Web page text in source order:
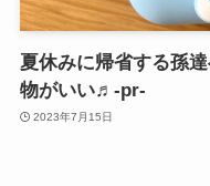
夏休みに帰省する孫
物がいい♬‐pr‐
2023年7月15日